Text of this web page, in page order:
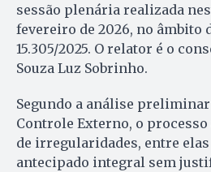
sessão plenária realizada
fevereiro de 2026, no âmbito
15.305/2025. O relator é o
Souza Luz Sobrinho.
Segundo a análise
Controle Externo, o
de irregularidades, entre
antecipado integral sem